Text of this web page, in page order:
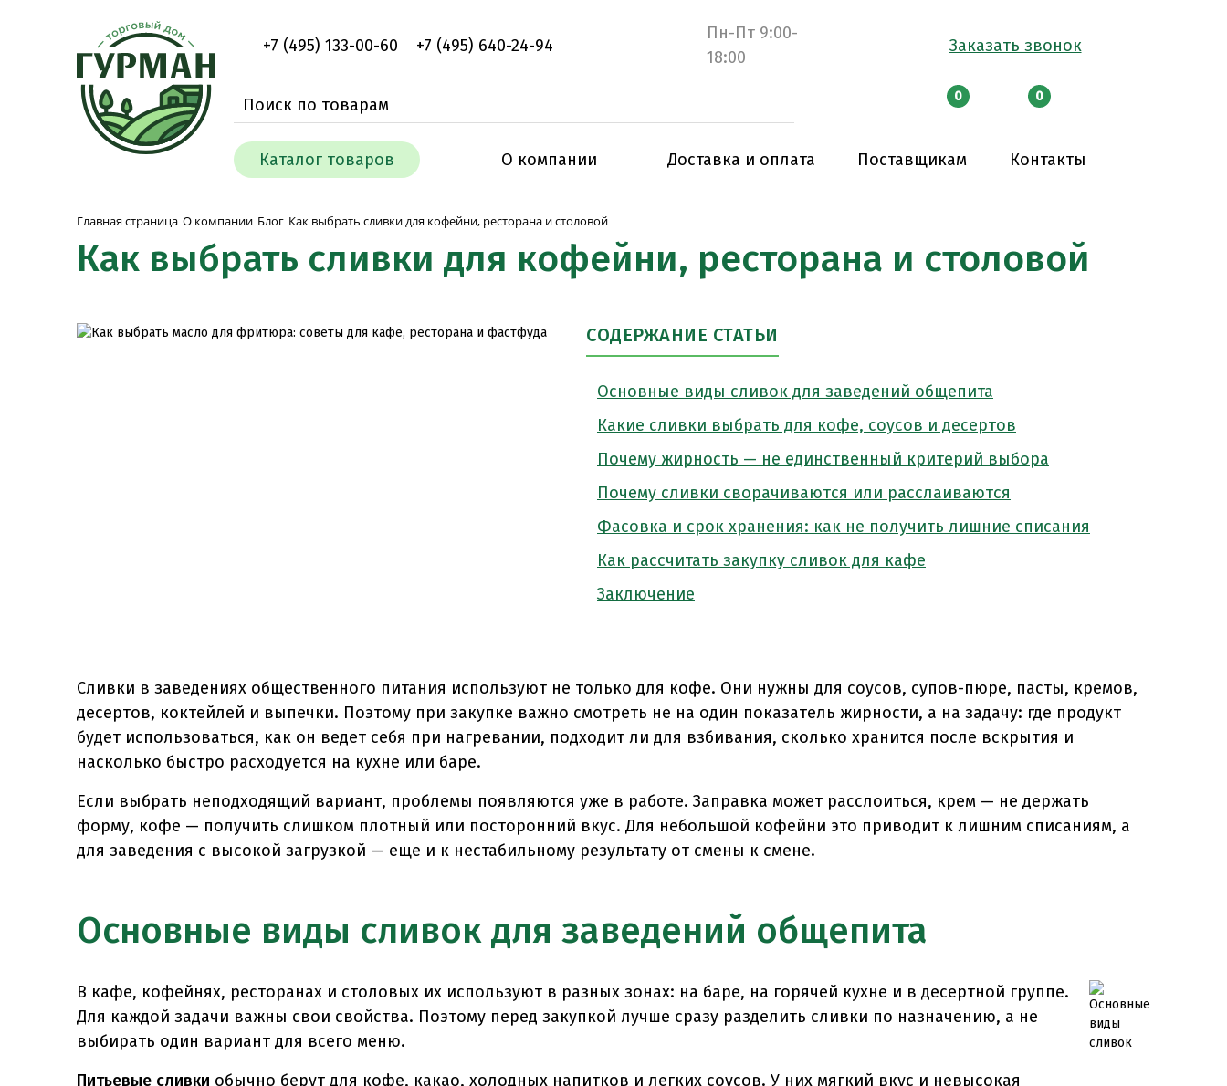
+7 (495) 133-00-60 +7 (495) 640-24-94
О компании Доставка и оплата Поставщикам Контакты
Пн-Пт 9:00-
18:00
Заказать звонок
Каталог товаров
0 0
Главная страница О компании Блог Как выбрать сливки для кофейни, ресторана и столовой
Как выбрать сливки для кофейни, ресторана и столовой
СОДЕРЖАНИЕ СТАТЬИ
Основные виды сливок для заведений общепита
Какие сливки выбрать для кофе, соусов и десертов
Почему жирность — не единственный критерий выбора
Почему сливки сворачиваются или расслаиваются
Фасовка и срок хранения: как не получить лишние списания
Как рассчитать закупку сливок для кафе
Заключение
Сливки в заведениях общественного питания используют не только для кофе. Они нужны для соусов, супов-пюре, пасты, кремов,
десертов, коктейлей и выпечки. Поэтому при закупке важно смотреть не на один показатель жирности, а на задачу: где продукт
будет использоваться, как он ведет себя при нагревании, подходит ли для взбивания, сколько хранится после вскрытия и
насколько быстро расходуется на кухне или баре.
Если выбрать неподходящий вариант, проблемы появляются уже в работе. Заправка может расслоиться, крем — не держать
форму, кофе — получить слишком плотный или посторонний вкус. Для небольшой кофейни это приводит к лишним списаниям, а
для заведения с высокой загрузкой — еще и к нестабильному результату от смены к смене.
Основные виды сливок для заведений общепита
В кафе, кофейнях, ресторанах и столовых их используют в разных зонах: на баре, на горячей кухне и в десертной группе.
Для каждой задачи важны свои свойства. Поэтому перед закупкой лучше сразу разделить сливки по назначению, а не
выбирать один вариант для всего меню.
Питьевые сливки обычно берут для кофе, какао, холодных напитков и легких соусов. У них мягкий вкус и невысокая